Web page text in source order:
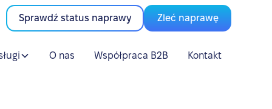
Sprawdź status naprawy Zleć naprawę
O nas Współpraca B2B Kontakt